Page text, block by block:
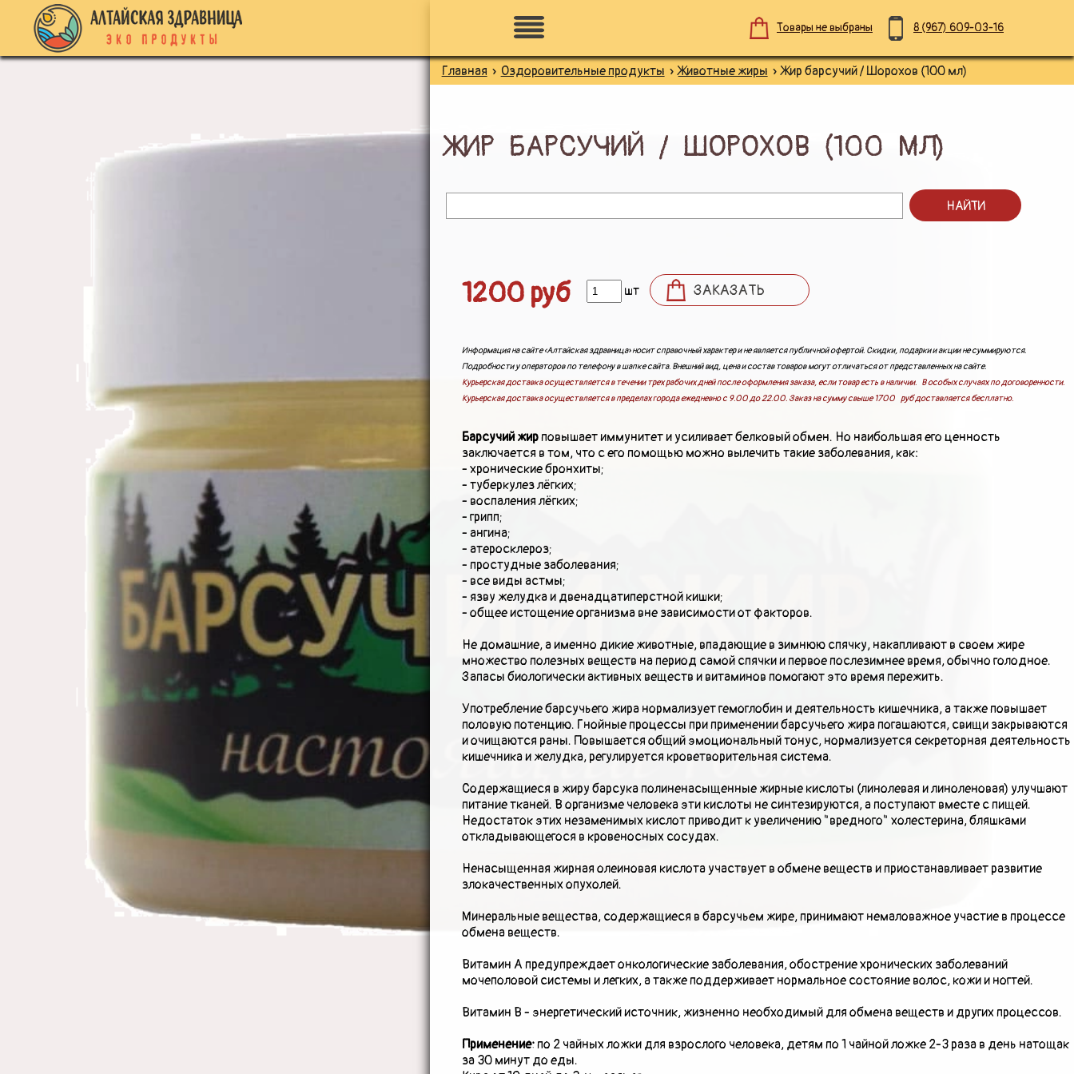
ПО НАЗНАЧЕНИЮ
ЗДОРОВОЕ ПИТАНИЕ
НАТУРАЛЬНАЯ КОСМЕТИКА
ДЛЯ ДЕТЕЙ
ПОДАРКИ И ПОДАРОЧНЫЕ НАБОРЫ
КОНТАКТЫ
8 (967) 609-03-16
Товары не выбраны
Главная » Оздоровительные продукты »Животные жиры » Жир барсучий / Шорохов (100 мл)
ЖИР БАРСУЧИЙ / ШОРОХОВ (100 МЛ)
НАЙТИ
1200 руб шт ЗАКАЗАТЬ
Информация на сайте «Алтайская здравница» носит справочный характер и не является публичной офертой. Скидки, подарки и акции не суммируются.
Подробности у операторов по телефону в шапке сайта. Внешний вид, цена и состав товаров могут отличаться от представленных на сайте.
Курьерская доставка осуществляется в течении трех рабочих дней после оформления заказа, если товар есть в наличии. В особых случаях по договоренности.
Курьерская доставка осуществляется в пределах города ежедневно с 9.00 до 22.00. Заказ на сумму свыше 1700 руб доставляется бесплатно.
Барсучий жирповышает иммунитет и усиливает белковый обмен. Но наибольшая его ценность
заключается в том, что с его помощью можно вылечить такие заболевания, как:
- хронические бронхиты;
- туберкулез лёгких;
- воспаления лёгких;
- грипп;
- ангина;
- атеросклероз;
- простудные заболевания;
- все виды астмы;
- язву желудка и двенадцатиперстной кишки;
- общее истощение организма вне зависимости от факторов.
Не домашние, а именно дикие животные, впадающие в зимнюю спячку, накапливают в своем жире
множество полезных веществ на период самой спячки и первое послезимнее время, обычно голодное.
Запасы биологически активных веществ и витаминов помогают это время пережить.
Употребление барсучьего жира нормализует гемоглобин и деятельность кишечника, а также повышает
половую потенцию. Гнойные процессы при применении барсучьего жира погашаются, свищи закрываются
и очищаются раны. Повышается общий эмоциональный тонус, нормализуется секреторная деятельность
кишечника и желудка, регулируется кроветворительная система.
Содержащиеся в жиру барсука полиненасыщенные жирные кислоты (линолевая и линоленовая) улучшают
питание тканей. В организме человека эти кислоты не синтезируются, а поступают вместе с пищей.
Недостаток этих незаменимых кислот приводит к увеличению "вредного" холестерина, бляшками
откладывающегося в кровеносных сосудах.
Ненасыщенная жирная олеиновая кислота участвует в обмене веществ и приостанавливает развитие
злокачественных опухолей.
Минеральные вещества, содержащиеся в барсучьем жире, принимают немаловажное участие в процессе
обмена веществ.
Витамин А предупреждает онкологические заболевания, обострение хронических заболеваний
мочеполовой системы и легких, а также поддерживает нормальное состояние волос, кожи и ногтей.
Витамин В - энергетический источник, жизненно необходимый для обмена веществ и других процессов.
Применение:по 2 чайных ложки для взрослого человека, детям по 1 чайной ложке 2-3 раза в день натощак
за 30 минут до еды.